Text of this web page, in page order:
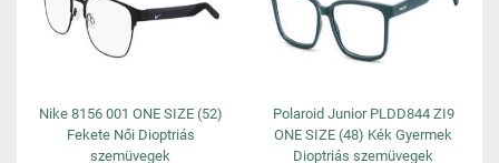
Nike 8156 001 ONE SIZE (52)
Fekete Női Dioptriás
szemüvegek
Polaroid Junior PLDD844 ZI9
ONE SIZE (48) Kék Gyermek
Dioptriás szemüvegek